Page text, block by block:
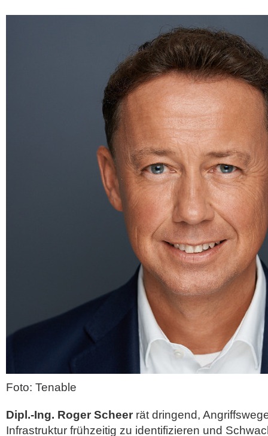
Foto: Tenable
Dipl.-Ing. Roger Scheer rät dringend,
Infrastruktur frühzeitig zu identifizieren und